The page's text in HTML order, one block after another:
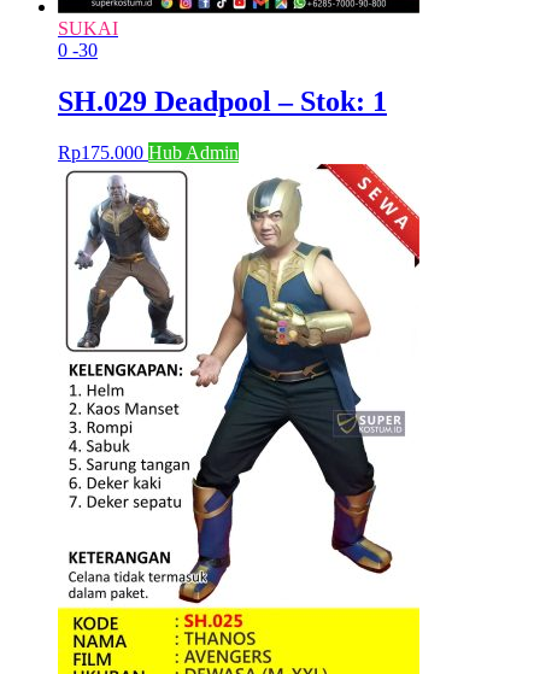
SUKAI
0 -30
SH.029 Deadpool – Stok: 1
Rp175.000 Hub Admin